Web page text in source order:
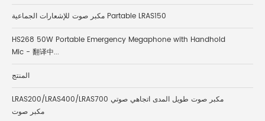
مكبر صوت للإشعارات الجماعية Partable LRAS150
HS268 50W Portable Emergency Megaphone with Handhold
Mic - 翻译中...
المنتج
LRAS200/LRAS400/LRAS700 مكبر صوت طويل المدى اتجاهي صوتي
مكبر صوت